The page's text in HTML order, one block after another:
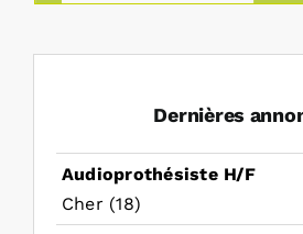
Dernières
Audioprothésiste H/F
Cher (18)